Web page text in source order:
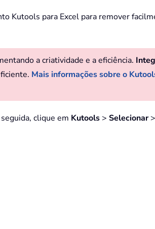
Kutools para Excel para remover
a criatividade e a eficiência.
Mais informações sobre o
clique em Kutools > Selecionar>